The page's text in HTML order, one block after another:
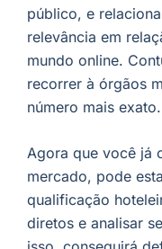
público, e
relevância em
mundo online.
recorrer à órgãos
número mais exato.
Agora que você já
mercado, pode
qualificação
diretos e analisar